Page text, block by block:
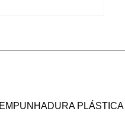
PLÁSTICA